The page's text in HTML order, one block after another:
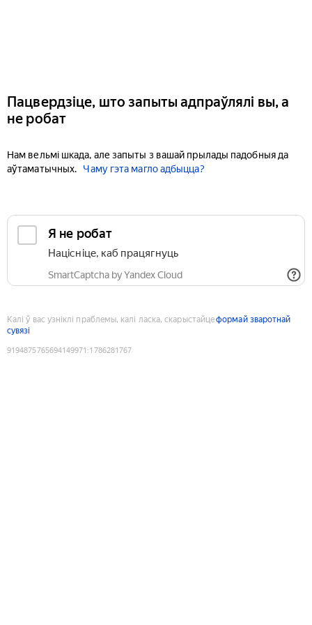
Пацвердзіце, што запыты адпраўлялі вы, а
не робат
Нам вельмі шкада, але запыты з вашай прылады падобныя да
аўтаматычных.
Чаму гэта магло адбыцца?
Я не робат
Націсніце, каб працягнуць
SmartCaptcha by Yandex Cloud
Калі ў вас узніклі праблемы, калі ласка, скарыстайцеформай зваротнай
сувязі
9194875765694149971 :1786281767